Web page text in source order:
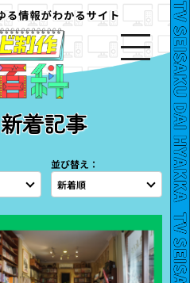
新着記事
並び替え：
新着順